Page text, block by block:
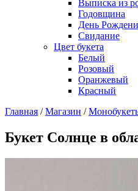
Выписка из
Годовщина
День
Свидание
Цвет букета
Белый
Розовый
Оранжевый
Красный
Главная / Магазин /
Букет Солнце в